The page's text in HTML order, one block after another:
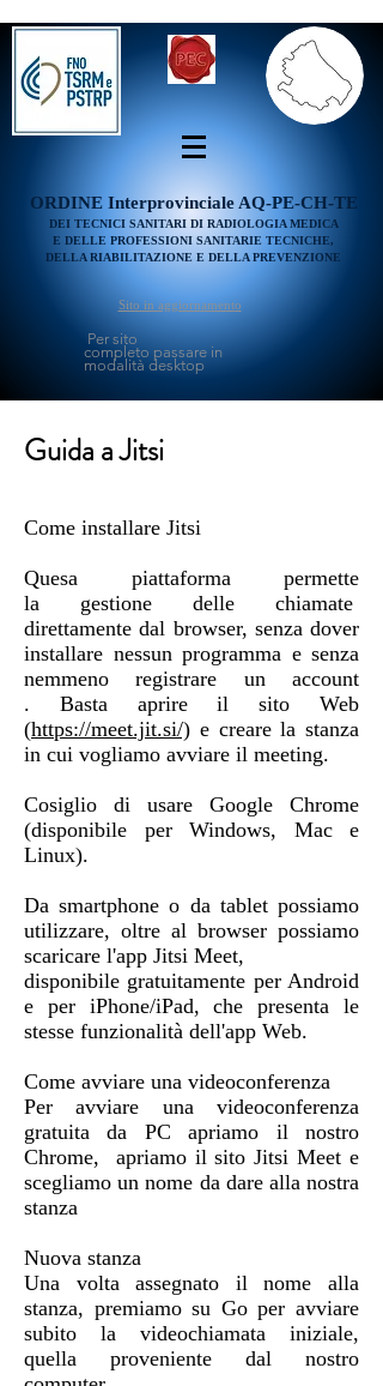
ORDINE Interprovinciale AQ-PE-CH-TE
DEI TECNICI SANITARI DI RADIOLOGIA MEDICA
E DELLE PROFESSIONI SANITARIE TECNICHE,
DELLA RIABILITAZIONE E DELLA PREVENZIONE
Sito in aggiornamento
Per sito
completo passare in
modalità desktop
Guida a Jitsi
Come installare Jitsi
Quesa piattaforma permette
la gestione delle chiamate
direttamente dal browser, senza dover
installare nessun programma e senza
nemmeno registrare un account
. Basta aprire il sito Web
(https://meet.jit.si/) e creare la stanza
in cui vogliamo avviare il meeting.
Cosiglio di usare Google Chrome
(disponibile per Windows, Mac e
Linux).
Da smartphone o da tablet possiamo
utilizzare, oltre al browser possiamo
scaricare l'app Jitsi Meet,
disponibile gratuitamente per Android
e per iPhone/iPad, che presenta le
stesse funzionalità dell'app Web.
Come avviare una videoconferenza
Per avviare una videoconferenza
gratuita da PC apriamo il nostro
Chrome, apriamo il sito Jitsi Meet e
scegliamo un nome da dare alla nostra
stanza
Nuova stanza
Una volta assegnato il nome alla
stanza, premiamo su Go per avviare
subito la videochiamata iniziale,
quella proveniente dal nostro